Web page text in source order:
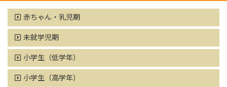
赤ちゃん・乳児期
未就学児期
小学生（低学年）
小学生（高学年）